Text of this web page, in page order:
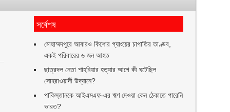
সর্বেশষ
মোহাম্মদপুরে আবারও কিশোর গ্যাংয়ের চাপাতির তাণ্ডব,
একই পরিবারের ৬ জন আহত
ছাত্রদল নেতা শাহরিয়ার হত্যার আগে কী ঘটেছিল
সোহরাওয়ার্দী উদ্যানে?
পাকিস্তানকে আইএমএফ-এর ঋণ দেওয়া কেন ঠেকাতে পারেনি
ভারত?